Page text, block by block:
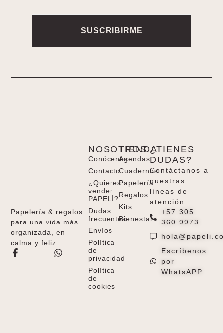
SUSCRIBIRME
Papelería & regalos
para una vida más
organizada, en
calma y feliz
TIENDA
Agendas
Cuadernos
Papelería
Regalos
Kits
Bienestar
NOSOTROS
Conócenos
Contacto
¿Quieres
vender
PAPELÍ?
Dudas
frecuentes
Envíos
Política
de
privacidad
Política
de
cookies
¿TIENES
DUDAS?
Contáctanos a
nuestras
líneas de
atención
+57 305
360 9973
Escríbenos
por
WhatsAPP